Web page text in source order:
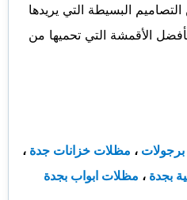
البسيطة التي يريدها
الأقمشة التي تحميها من
برجولات ، مظلات خزانات جدة ،
بجدة ، مظلات ابواب بجدة